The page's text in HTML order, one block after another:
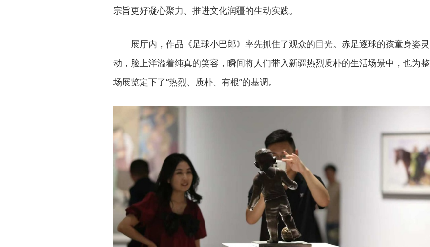
宗旨更好凝心聚力、推进文化润疆的生动实践。
展厅内，作品《足球小巴郎》率先抓住了观众的目光。赤足逐球的孩童身姿灵
动，脸上洋溢着纯真的笑容，瞬间将人们带入新疆热烈质朴的生活场景中，也为整
场展览定下了“热烈、质朴、有根”的基调。